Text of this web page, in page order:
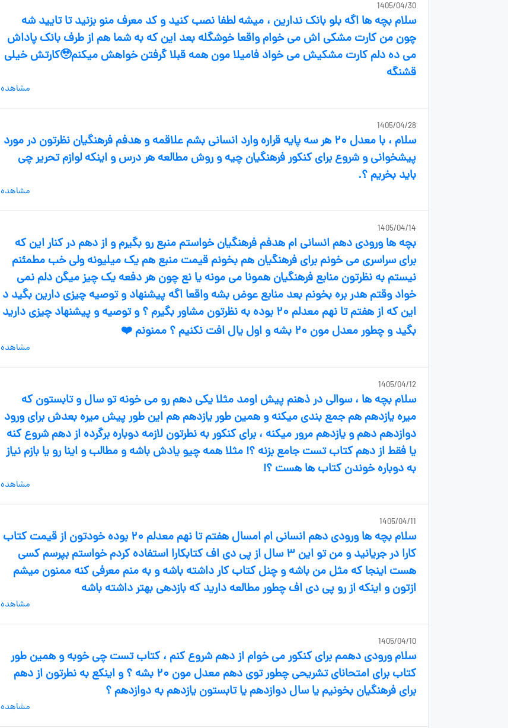
1405/04/30
سلام بچه ها اگه بلو بانک ندارین ، میشه لطفا نصب کنید و کد معرف منو بزنید تا تایید شه
چون من کارت مشکی اش می خوام واقعا خوشگله بعد این که به شما هم از طرف بانک پاداش
می ده دلم کارت مشکیش می خواد فامیلا مون همه قبلا گرفتن خواهش میکنم🥹کارتش خیلی
قشنگه
مشاهده
1405/04/28
سلام ، با معدل ۲۰ هر سه پایه قراره وارد انسانی بشم علاقمه و هدفم فرهنگیان نظرتون در مورد
پیشخوانی و شروع برای کنکور فرهنگیان چیه و روش مطالعه هر درس و اینکه لوازم تحریر چی
باید بخریم ؟.
مشاهده
1405/04/14
بچه ها ورودی دهم انسانی ام هدفم فرهنگیان خواستم منبع رو بگیرم و از دهم در کنار این که
برای سراسری می خونم برای فرهنگیان هم بخونم قیمت منبع هم یک میلیونه ولی خب مطمئنم
نیستم به نظرتون منابع فرهنگیان همونا می مونه یا نع چون هر دفعه یک چیز میگن دلم نمی
خواد وقتم هدر بره بخونم بعد منابع عوض بشه واقعا اگه پیشنهاد و توصیه چیزی دارین بگید د
این که از هفتم تا نهم معدلم ۲۰ بوده به نظرتون مشاور بگیرم ؟ و توصیه و پیشنهاد چیزی دارید
بگید و چطور معدل مون ۲۰ بشه و اول یال افت نکنیم ؟ ممنونم ❤️
مشاهده
1405/04/12
سلام بچه ها ، سوالی در ذهنم پیش اومد مثلا یکی دهم رو می خونه تو سال و تابستون که
میره یازدهم هم جمع بندی میکنه و همین طور یازدهم هم این طور پیش میره بعدش برای ورود
دوازدهم دهم و یازدهم مرور میکنه ، برای کنکور به نطرتون لازمه دوباره برگرده از دهم شروع کنه
یا فقط از دهم کتاب تست جامع بزنه ؟! مثلا همه چیو یادش باشه و مطالب و اینا رو یا بازم نیاز
به دوباره خوندن کتاب ها هست ؟!
مشاهده
1405/04/11
سلام بچه ها ورودی دهم انسانی ام امسال هفتم تا نهم معدلم ۲۰ بوده خودتون از قیمت کتاب
کارا در جریانید و من تو این ۳ سال از پی دی اف کتابکارا استفاده کردم خواستم بپرسم کسی
هست اینجا که مثل من باشه و چنل کتاب کار داشته باشه و به منم معرفی کنه ممنون میشم
ازتون و اینکه از رو پی دی اف چطور مطالعه دارید که بازدهی بهتر داشته باشه
مشاهده
1405/04/10
سلام ورودی دهمم برای کنکور می خوام از دهم شروع کنم ، کتاب تست چی خوبه و همین طور
کتاب برای امتحانای تشریحی چطور توی دهم معدل مون ۲۰ بشه ؟ و اینکع به نطرتون از دهم
برای فرهنگیان بخونیم یا سال دوازدهم یا تابستون یازدهم به دوازدهم ؟
مشاهده